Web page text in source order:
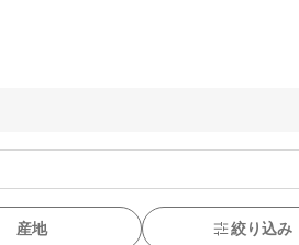
産地 絞り込み